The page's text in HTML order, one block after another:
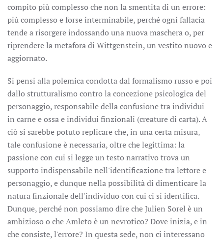
compito più complesso che non la smentita di un errore:
più complesso e forse interminabile, perché ogni fallacia
tende a risorgere indossando una nuova maschera o, per
riprendere la metafora di Wittgenstein, un vestito nuovo e
aggiornato.
Si pensi alla polemica condotta dal formalismo russo e poi
dallo strutturalismo contro la concezione psicologica del
personaggio, responsabile della confusione tra individui
in carne e ossa e individui finzionali (creature di carta). A
ciò si sarebbe potuto replicare che, in una certa misura,
tale confusione è necessaria, oltre che legittima: la
passione con cui si legge un testo narrativo trova un
supporto indispensabile nell'identificazione tra lettore e
personaggio, e dunque nella possibilità di dimenticare la
natura finzionale dell'individuo con cui ci si identifica.
Dunque, perché non possiamo dire che Julien Sorel è un
ambizioso o che Amleto è un nevrotico? Dove inizia, e in
che consiste, l'errore? In questa sede, non ci interessano